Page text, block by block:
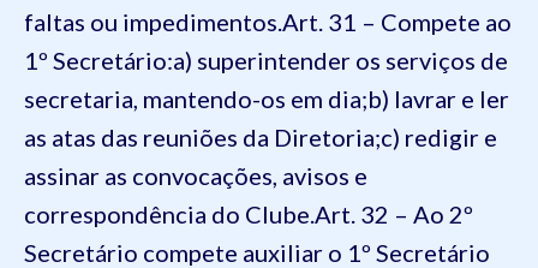
faltas ou impedimentos.Art. 31 – Compete ao
1º Secretário:a) superintender os serviços de
secretaria, mantendo-os em dia;b) lavrar e ler
as atas das reuniões da Diretoria;c) redigir e
assinar as convocações, avisos e
correspondência do Clube.Art. 32 – Ao 2º
Secretário compete auxiliar o 1º Secretário